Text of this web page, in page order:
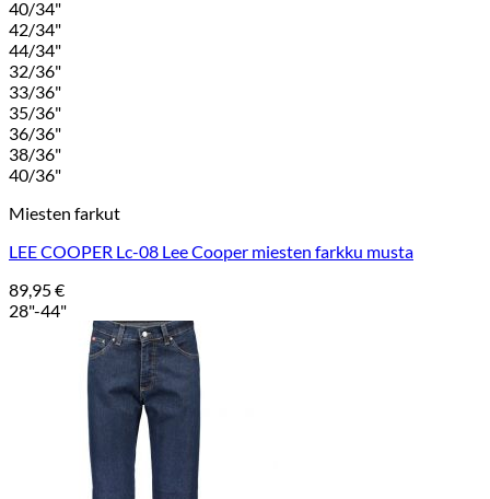
40/34"
42/34"
44/34"
32/36"
33/36"
35/36"
36/36"
38/36"
40/36"
Miesten farkut
LEE COOPER Lc-08 Lee Cooper miesten farkku musta
89,95€
28"-44"